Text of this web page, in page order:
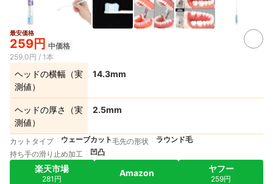
最安価格
259円 中価格
259.0円 / 1本
ヘッドの横幅（実
測値）
14.3mm
ヘッドの厚さ（実
測値）
2.5mm
カットタイプ ウェーブカット毛先の形状
ラウンド毛
持ち手の滑り止め加工
凹凸
楽天市場
281円
Amazon ヤフー
259円